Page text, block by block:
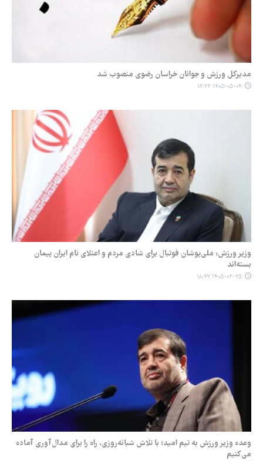
مدیرکل ورزش و جوانان خراسان رضوی منصوب شد
۱۴۰۵-۰۵-۰۴ ۱۶:۲۳
وزیر ورزش: ملی‌پوشان فوتبال برای شادی مردم و اعتلای نام ایران پیمان
بسته‌اند
۱۴۰۵-۰۳-۲۵ ۱۸:۴۷
وعده وزیر ورزش به تیم امید؛ با تلاش شبانه‌روزی، راه را برای مدال‌آوری آماده
می‌کنیم